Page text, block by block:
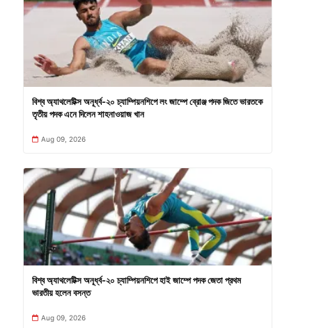
বিশ্ব অ্যাথলেটিক্স অনূর্ধ্ব-২০ চ্যাম্পিয়নশিপে লং জাম্পে ব্রোঞ্জ পদক জিতে ভারতকে
তৃতীয় পদক এনে দিলেন শাহনাওয়াজ খান
Aug 09, 2026
বিশ্ব অ্যাথলেটিক্স অনূর্ধ্ব-২০ চ্যাম্পিয়নশিপে হাই জাম্পে পদক জেতা প্রথম
ভারতীয় হলেন বসন্ত
Aug 09, 2026